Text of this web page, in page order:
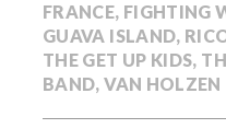
FRANCE, FIGHTING
GUAVA ISLAND,
THE GET UP KIDS,
BAND,VAN HOLZEN